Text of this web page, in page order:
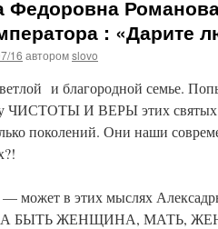
Федоровна
: «Дарите
16 авторомslovo
и благородной семье.
ЧИСТОТЫ И ВЕРЫ этих святых
поколений. Они наши
может в этих мыслях
БЫТЬ ЖЕНЩИНА, МАТЬ,